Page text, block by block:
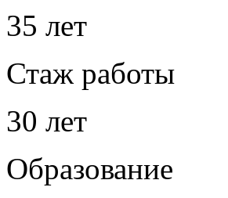
35 лет
Стаж работы
30 лет
Образование